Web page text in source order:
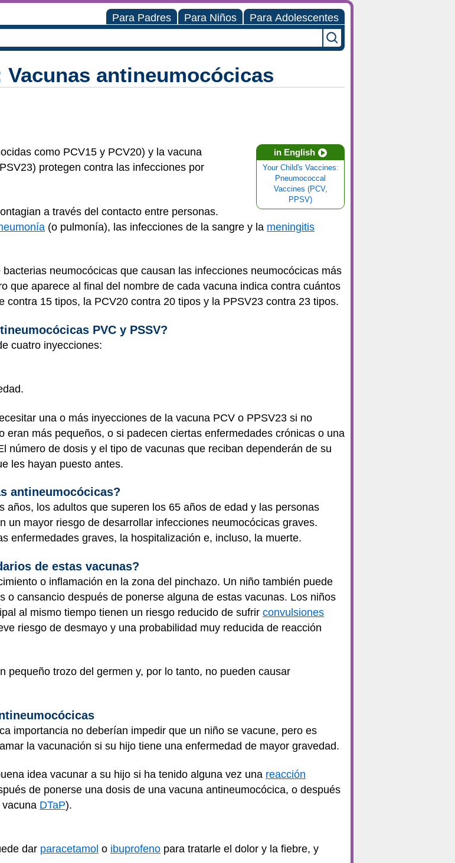
Para Padres Para Niños Para Adolescentes
antineumocócicas
in English
Your Child's Vaccines:
Pneumococcal
Vaccines (PCV,
PPSV)
como PCV15 y PCV20) y la vacuna
protegen contra las infecciones por
a través del contacto entre personas.
(o pulmonía), las infecciones de la sangre y la meningitis
neumocócicas que causan las infecciones neumocócicas más
que aparece al final del nombre de cada vacuna indica contra cuántos
15 tipos, la PCV20 contra 20 tipos y la PPSV23 contra 23 tipos.
PVC y PSSV?
cuatro inyecciones:
una o más inyecciones de la vacuna PCV o PPSV23 si no
eran más pequeños, o si padecen ciertas enfermedades crónicas o una
número de dosis y el tipo de vacunas que reciban dependerán de su
les hayan puesto antes.
antineumocócicas?
años, los adultos que superen los 65 años de edad y las personas
un mayor riesgo de desarrollar infecciones neumocócicas graves.
enfermedades graves, la hospitalización e, incluso, la muerte.
de estas vacunas?
o inflamación en la zona del pinchazo. Un niño también puede
o cansancio después de ponerse alguna de estas vacunas. Los niños
al mismo tiempo tienen un riesgo reducido de sufrir convulsiones
riesgo de desmayo y una probabilidad muy reducida de reacción
pequeño trozo del germen y, por lo tanto, no pueden causar
importancia no deberían impedir que un niño se vacune, pero es
la vacunación si su hijo tiene una enfermedad de mayor gravedad.
idea vacunar a su hijo si ha tenido alguna vez una reacción
de ponerse una dosis de una vacuna antineumocócica, o después
DTaP).
dar paracetamol o ibuprofeno para tratarle el dolor y la fiebre, y